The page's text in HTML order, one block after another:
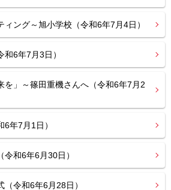
ィング～旭小学校（令和6年7月4日）
和6年7月3日）
を」～篠田重機さんへ（令和6年7月2
年7月1日）
令和6年6月30日）
令和6年6月28日）